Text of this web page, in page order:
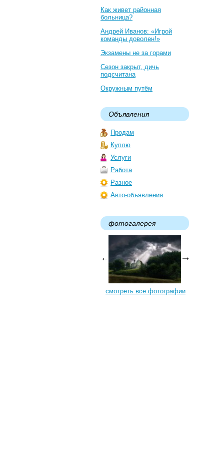
Как живет районная
больница?
Андрей Иванов: «Игрой
команды доволен!»
Экзамены не за горами
Сезон закрыт, дичь
подсчитана
Окружным путём
Объявления
Продам
Куплю
Услуги
Работа
Разное
Авто-объявления
фотогалерея
смотреть все фотографии